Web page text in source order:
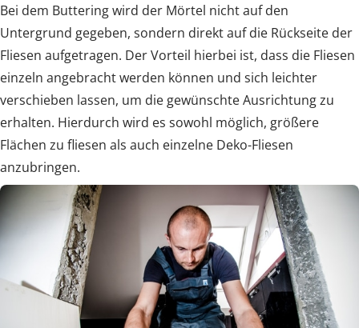
Bei dem Buttering wird der Mörtel nicht auf den
Untergrund gegeben, sondern direkt auf die Rückseite der
Fliesen aufgetragen. Der Vorteil hierbei ist, dass die Fliesen
einzeln angebracht werden können und sich leichter
verschieben lassen, um die gewünschte Ausrichtung zu
erhalten. Hierdurch wird es sowohl möglich, größere
Flächen zu fliesen als auch einzelne Deko-Fliesen
anzubringen.